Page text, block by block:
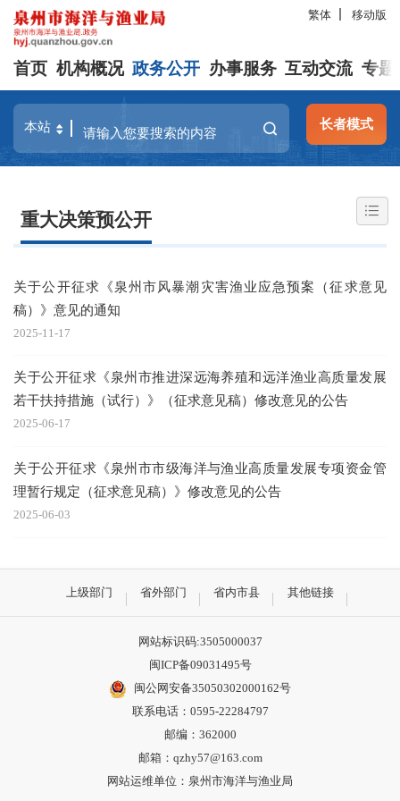
繁体 移动版
首页 机构概况 政务公开 办事服务 互动交流 专题
长者模式
重大决策预公开
关于公开征求《泉州市风暴潮灾害渔业应急预案（征求意见
稿）》意见的通知
2025-11-17
关于公开征求《泉州市推进深远海养殖和远洋渔业高质量发展
若干扶持措施（试行）》（征求意见稿）修改意见的公告
2025-06-17
关于公开征求《泉州市市级海洋与渔业高质量发展专项资金管
理暂行规定（征求意见稿）》修改意见的公告
2025-06-03
上级部门 省外部门 省内市县 其他链接
网站标识码:3505000037
闽ICP备09031495号
闽公网安备35050302000162号
联系电话：0595-22284797
邮编：362000
邮箱：qzhy57@163.com
网站运维单位：泉州市海洋与渔业局